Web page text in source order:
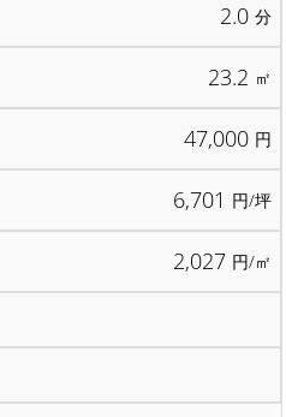
2.0 分
23.2 ㎡
47,000 円
6,701 円/坪
2,027 円/㎡